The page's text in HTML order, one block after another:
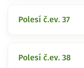
Polesí č.ev. 37
Polesí č.ev. 38